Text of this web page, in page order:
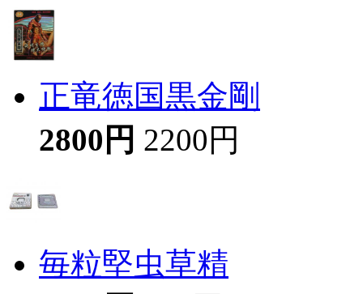
正竜徳国黒金剛
2800円 2200円
毎粒堅虫草精